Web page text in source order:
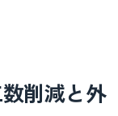
削減と外